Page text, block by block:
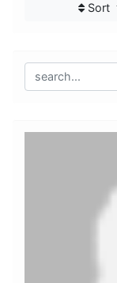
Sort